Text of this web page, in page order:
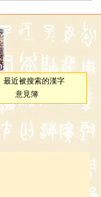
最近被搜索的漢字
意見簿